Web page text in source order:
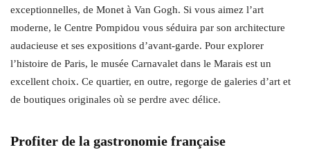
exceptionnelles, de Monet à Van Gogh. Si vous aimez l’art
moderne, le Centre Pompidou vous séduira par son architecture
audacieuse et ses expositions d’avant-garde. Pour explorer
l’histoire de Paris, le musée Carnavalet dans le Marais est un
excellent choix. Ce quartier, en outre, regorge de galeries d’art et
de boutiques originales où se perdre avec délice.
Profiter de la gastronomie française